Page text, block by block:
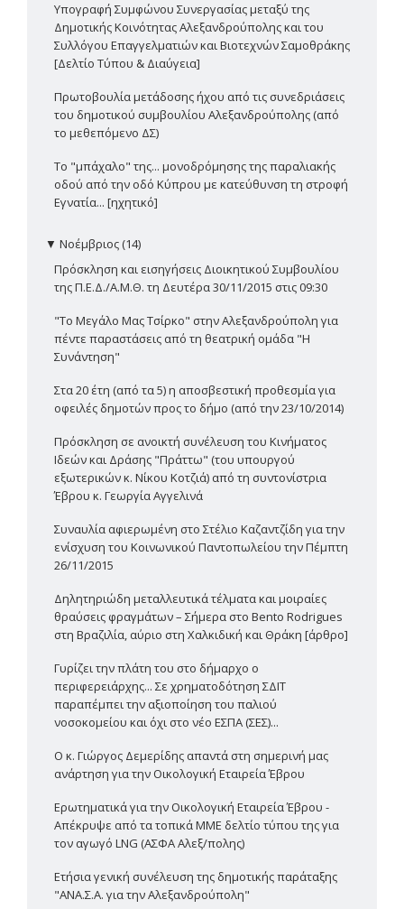
Υπογραφή Συμφώνου Συνεργασίας μεταξύ της
Δημοτικής Κοινότητας Αλεξανδρούπολης και του
Συλλόγου Επαγγελματιών και Βιοτεχνών Σαμοθράκης
[Δελτίο Τύπου & Διαύγεια]
Πρωτοβουλία μετάδοσης ήχου από τις συνεδριάσεις
του δημοτικού συμβουλίου Αλεξανδρούπολης (από
το μεθεπόμενο ΔΣ)
Το "μπάχαλο" της... μονοδρόμησης της παραλιακής
οδού από την οδό Κύπρου με κατεύθυνση τη στροφή
Εγνατία... [ηχητικό]
▼ Νοέμβριος (14)
Πρόσκληση και εισηγήσεις Διοικητικού Συμβουλίου
της Π.Ε.Δ./Α.Μ.Θ. τη Δευτέρα 30/11/2015 στις 09:30
"Το Μεγάλο Μας Τσίρκο" στην Αλεξανδρούπολη για
πέντε παραστάσεις από τη θεατρική ομάδα "Η
Συνάντηση"
Στα 20 έτη (από τα 5) η αποσβεστική προθεσμία για
οφειλές δημοτών προς το δήμο (από την 23/10/2014)
Πρόσκληση σε ανοικτή συνέλευση του Κινήματος
Ιδεών και Δράσης "Πράττω" (του υπουργού
εξωτερικών κ. Νίκου Κοτζιά) από τη συντονίστρια
Έβρου κ. Γεωργία Αγγελινά
Συναυλία αφιερωμένη στο Στέλιο Καζαντζίδη για την
ενίσχυση του Κοινωνικού Παντοπωλείου την Πέμπτη
26/11/2015
Δηλητηριώδη μεταλλευτικά τέλματα και μοιραίες
θραύσεις φραγμάτων – Σήμερα στο Bento Rodrigues
στη Βραζιλία, αύριο στη Χαλκιδική και Θράκη [άρθρο]
Γυρίζει την πλάτη του στο δήμαρχο ο
περιφερειάρχης... Σε χρηματοδότηση ΣΔΙΤ
παραπέμπει την αξιοποίηση του παλιού
νοσοκομείου και όχι στο νέο ΕΣΠΑ (ΣΕΣ)...
Ο κ. Γιώργος Δεμερίδης απαντά στη σημερινή μας
ανάρτηση για την Οικολογική Εταιρεία Έβρου
Ερωτηματικά για την Οικολογική Εταιρεία Έβρου -
Απέκρυψε από τα τοπικά ΜΜΕ δελτίο τύπου της για
τον αγωγό LNG (ΑΣΦΑ Αλεξ/πολης)
Ετήσια γενική συνέλευση της δημοτικής παράταξης
"ΑΝΑ.Σ.Α. για την Αλεξανδρούπολη"